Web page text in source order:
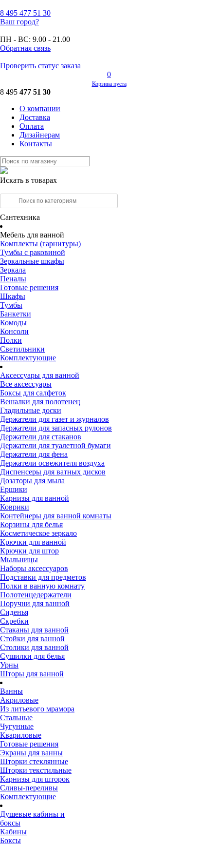
8 495 477 51 30
Ваш город?
ПН - ВС: 9.00 - 21.00
Обратная связь
Проверить статус заказа
0
Корзина пуста
8 495 477 51 30
О компании
Доставка
Оплата
Дизайнерам
Контакты
Искать в товарах
Сантехника
Мебель для ванной
Комплекты (гарнитуры)
Тумбы с раковиной
Зеркальные шкафы
Зеркала
Пеналы
Готовые решения
Шкафы
Тумбы
Банкетки
Комоды
Консоли
Полки
Светильники
Комплектующие
Аксессуары для ванной
Все аксессуары
Боксы для салфеток
Вешалки для полотенец
Гладильные доски
Держатели для газет и журналов
Держатели для запасных рулонов
Держатели для стаканов
Держатели для туалетной бумаги
Держатели для фена
Держатели освежителя воздуха
Диспенсеры для ватных дисков
Дозаторы для мыла
Ершики
Карнизы для ванной
Коврики
Контейнеры для ванной комнаты
Корзины для белья
Косметическое зеркало
Крючки для ванной
Крючки для штор
Мыльницы
Наборы аксессуаров
Подставки для предметов
Полки в ванную комнату
Полотенцедержатели
Поручни для ванной
Сиденья
Скребки
Стаканы для ванной
Стойки для ванной
Столики для ванной
Сушилки для белья
Урны
Шторы для ванной
Ванны
Акриловые
Из литьевого мрамора
Стальные
Чугунные
Квариловые
Готовые решения
Экраны для ванны
Шторки стеклянные
Шторки текстильные
Карнизы для шторок
Сливы-переливы
Комплектующие
Душевые кабины и
боксы
Кабины
Боксы